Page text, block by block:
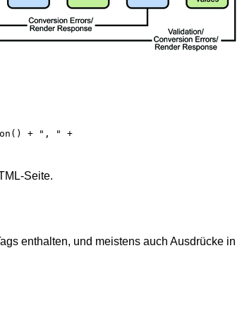
+ ", " +
Seite.
enthalten, und meistens auch Ausdrücke in